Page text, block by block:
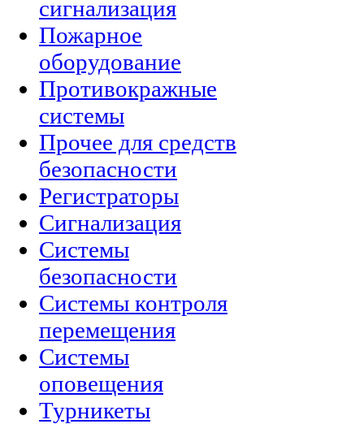
сигнализация
Пожарное
оборудование
Противокражные
системы
Прочее для средств
безопасности
Регистраторы
Сигнализация
Системы
безопасности
Системы контроля
перемещения
Системы
оповещения
Турникеты